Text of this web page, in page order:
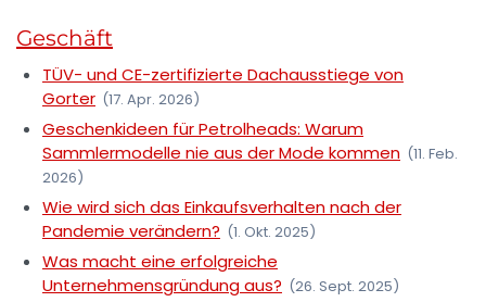
Geschäft
TÜV- und CE-zertifizierte Dachausstiege von
Gorter (17. Apr. 2026)
Geschenkideen für Petrolheads: Warum
Sammlermodelle nie aus der Mode kommen (11. Feb.
2026)
Wie wird sich das Einkaufsverhalten nach der
Pandemie verändern? (1. Okt. 2025)
Was macht eine erfolgreiche
Unternehmensgründung aus? (26. Sept. 2025)